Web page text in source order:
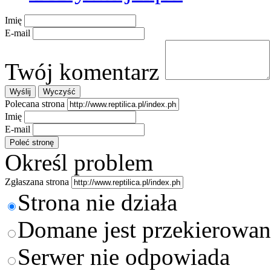
Imię
E-mail
Twój komentarz
Polecana strona
Imię
E-mail
Określ problem
Zgłaszana strona
Strona nie działa
Domane jest
Serwer nie odpowiada